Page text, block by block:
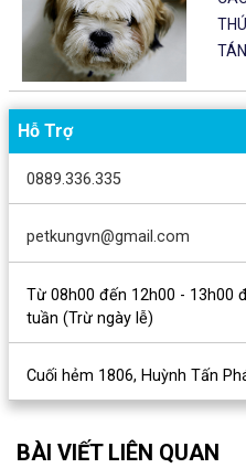
Hỗ Trợ
0889.336.335
petkungvn@gmail.com
Từ 08h00 đến 12h00 - 13h00
tuần (Trừ ngày lễ)
Cuối hẻm 1806, Huỳnh Tấn
BÀI VIẾT LIÊN QUAN